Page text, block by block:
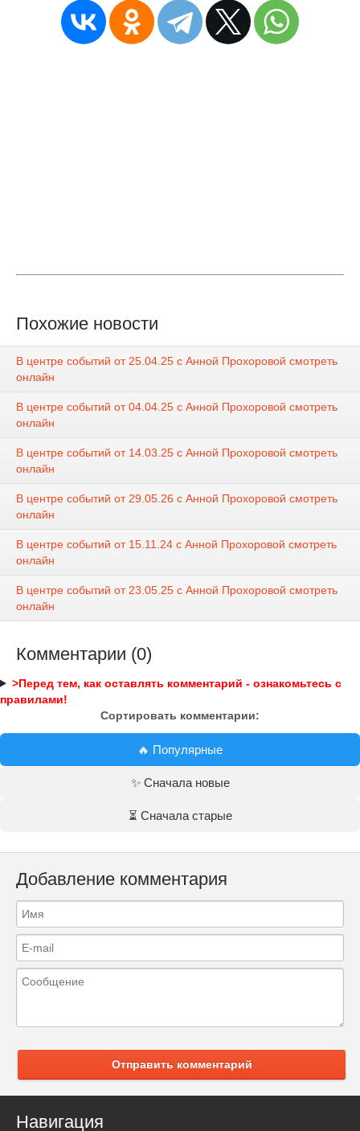
Похожие новости
В центре событий от 25.04.25 с Анной Прохоровой смотреть
онлайн
В центре событий от 04.04.25 с Анной Прохоровой смотреть
онлайн
В центре событий от 14.03.25 с Анной Прохоровой смотреть
онлайн
В центре событий от 29.05.26 с Анной Прохоровой смотреть
онлайн
В центре событий от 15.11.24 с Анной Прохоровой смотреть
онлайн
В центре событий от 23.05.25 с Анной Прохоровой смотреть
онлайн
Комментарии (0)
>Перед тем, как оставлять комментарий - ознакомьтесь с
правилами!
Сортировать комментарии:
🔥 Популярные
✨ Сначала новые
⏳ Сначала старые
Добавление комментария
Отправить комментарий
Навигация